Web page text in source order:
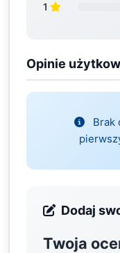
1
Opinie
Brak
Dodaj
Twoja